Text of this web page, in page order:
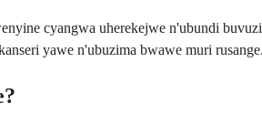
cyangwa uherekejwe n'ubundi
yawe n'ubuzima bwawe muri rusange.